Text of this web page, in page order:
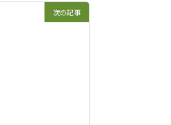
次の記事